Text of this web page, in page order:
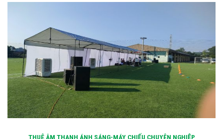
THUÊ ÂM THANH ÁNH SÁNG-MÁY CHIẾU CHUYÊN NGHIỆP